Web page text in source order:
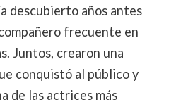
descubierto años antes
frecuente en
Juntos, crearon una
conquistó al público y
de las actrices más